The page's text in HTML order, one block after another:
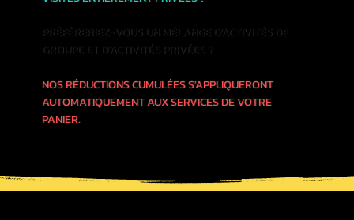
PRÉFÉRERIEZ-VOUS UN MÉLANGE D'ACTIVITÉS DE
GROUPE ET D'ACTIVITÉS PRIVÉES ?
NOS RÉDUCTIONS CUMULÉES S'APPLIQUERONT
AUTOMATIQUEMENT AUX SERVICES DE VOTRE
PANIER.